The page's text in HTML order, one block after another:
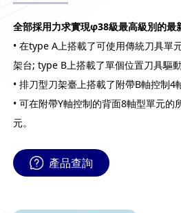
全部採用力求實現φ38級最高級別的最
• 在type A上搭載了可使用傳統刀具單
架台; type B上搭載了單個位置刀具驅
• 排刀型刀架臺上搭載了附帶B軸控制4
• 可在附帶Y軸控制的背面8軸型單元的
元。
產品查詢